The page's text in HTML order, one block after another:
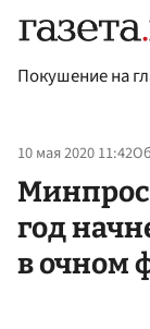
Покушение на
10 мая 2020 11:42
год
в очном